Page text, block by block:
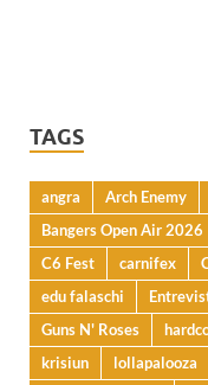
TAGS
angra Arch Enemy
Bangers Open Air 2026
C6 Fest
carnifex
edu falaschi
Guns N' Roses
krisiun
lollapalooza